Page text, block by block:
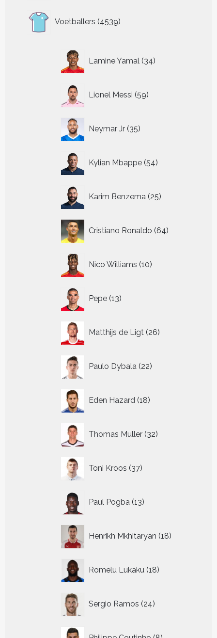
Voetballers 4539
producten
Lamine Yamal 34
producten
Lionel Messi 59
producten
Neymar Jr 35
producten
Kylian Mbappe 54
producten
Karim Benzema 25
producten
Cristiano Ronaldo 64
producten
Nico Williams 10
producten
Pepe 13
producten
Matthijs de Ligt 26
producten
Paulo Dybala 22
producten
Eden Hazard 18
producten
Thomas Muller 32
producten
Toni Kroos 37
producten
Paul Pogba 13
producten
Henrikh Mkhitaryan 18
producten
Romelu Lukaku 18
producten
Sergio Ramos 24
producten